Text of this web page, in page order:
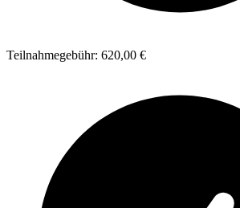
Teilnahmegebühr: 620,00 €